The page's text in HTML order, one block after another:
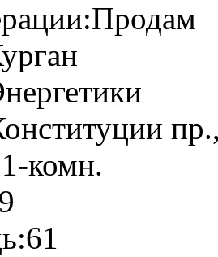
Продам
1-комн.
61